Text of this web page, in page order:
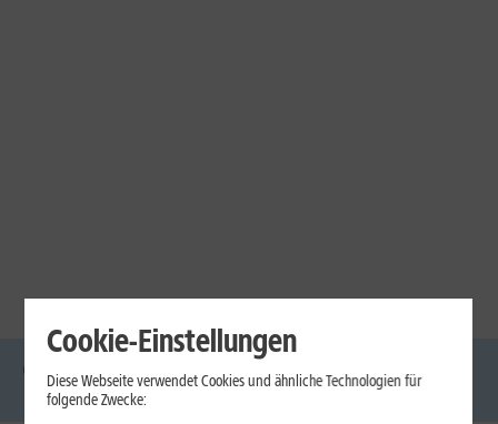
Glasfaser Internet Handys
Mobilfunk-
Laptops
Cookie-Einstellungen
Diese Webseite verwendet Cookies und ähnliche Technologien für
folgende Zwecke: